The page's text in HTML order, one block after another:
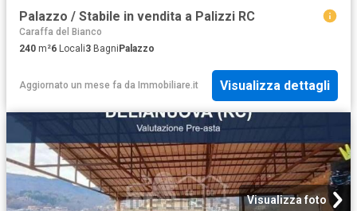
Palazzo / Stabile in vendita a Palizzi RC
Caraffa del Bianco
240 m²6 Locali3 BagniPalazzo
Aggiornato un mese fa da Immobiliare.it Visualizza dettagli
Visualizza foto